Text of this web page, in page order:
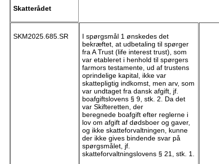
Skatterådet
SKM2025.685.SR I spørgsmål 1 ønskedes det
bekræftet, at udbetaling til spørger
fra A Trust (life interest trust), som
var etableret i henhold til spørgers
farmors testamente, ud af trustens
oprindelige kapital, ikke var
skattepligtig indkomst, men arv, som
var undtaget fra dansk afgift, jf.
boafgiftslovens § 9, stk. 2. Da det
var Skifteretten, der
beregnede boafgift efter reglerne i
lov om afgift af dødsboer og gaver,
og ikke skatteforvaltningen, kunne
der ikke gives bindende svar på
spørgsmålet, jf.
skatteforvaltningslovens § 21, stk. 1.